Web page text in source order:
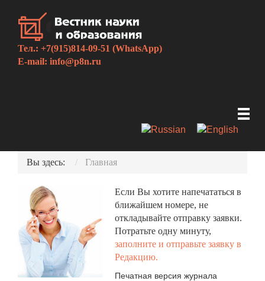
Тел.: +7(915)814-09-51 (WhatsApp)
E-mail: info@p8n.ru
Вы здесь: Главная
Если Вы хотите напечататься в
ближайшем номере, не
откладывайте отправку заявки.
Потратьте одну минуту,
заполните и отправьте заявку в
Редакцию.
Печатная версия журнала